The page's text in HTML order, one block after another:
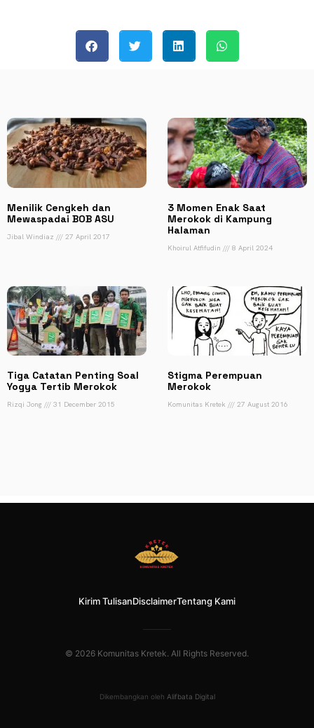
Menilik Cengkeh dan
Mewaspadai BOB ASU
Jibal Windiaz 27 April 2017
3 Momen Enak Saat
Merokok di Kampung
Halaman
Khoirul Atfifudin 8 April 2024
Tiga Catatan Penting Soal
Yogya Tertib Merokok
Rizqi Jong 31 December 2015
Stigma Perempuan
Merokok
Komunitas Kretek 27 August 2016
Kirim TulisanDisclaimerTentang Kami
© 2026 Komunitas Kretek. All Rights Reserved.
Dikembangkan oleh Alifbata Digital